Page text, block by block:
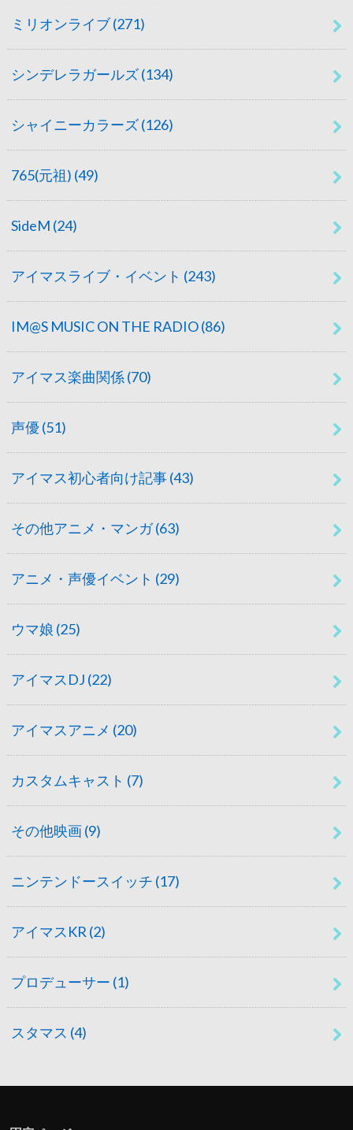
ミリオンライブ(271)
シンデレラガールズ(134)
シャイニーカラーズ(126)
765(元祖) (49)
SideM (24)
アイマスライブ・イベント (243)
IM@S MUSIC ON THE RADIO(86)
アイマス楽曲関係 (70)
声優 (51)
アイマス初心者向け記事(43)
その他アニメ・マンガ(63)
アニメ・声優イベント (29)
ウマ娘 (25)
アイマスDJ (22)
アイマスアニメ (20)
カスタムキャスト (7)
その他映画(9)
ニンテンドースイッチ (17)
アイマスKR (2)
プロデューサー (1)
スタマス (4)